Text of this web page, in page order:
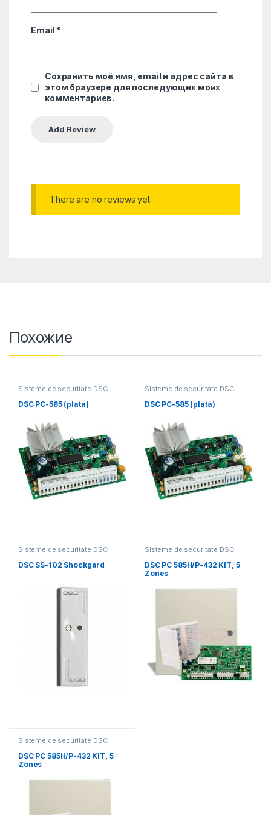
Email *
Сохранить моё имя, email и адрес сайта в
этом браузере для последующих моих
комментариев.
There are no reviews yet.
Похожие
Sisteme de securitate DSC
DSC PC-585 (plata)
Sisteme de securitate DSC
DSC PC-585 (plata)
Sisteme de securitate DSC
DSC SS-102 Shockgard
Sisteme de securitate DSC
DSC PC 585H/P-432 KIT, 5
Zones
Sisteme de securitate DSC
DSC PC 585H/P-432 KIT, 5
Zones